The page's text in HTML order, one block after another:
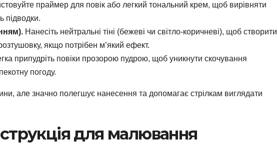
праймер для повік або легкий тональний крем, щоб вирівняти
підводки.
Нанесіть нейтральні тіні (бежеві чи світло-коричневі), щоб створити
якщо потрібен м’який ефект.
припудріть повіки прозорою пудрою, щоб уникнути скочування
погоду.
але значно полегшує нанесення та допомагає стрілкам виглядати
для малювання